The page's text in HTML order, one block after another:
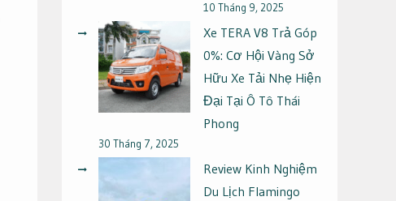
10 Tháng 9, 2025
Xe TERA V8 Trả Góp
0%: Cơ Hội Vàng Sở
Hữu Xe Tải Nhẹ Hiện
Đại Tại Ô Tô Thái
Phong
30 Tháng 7, 2025
Review Kinh Nghiệm
Du Lịch Flamingo